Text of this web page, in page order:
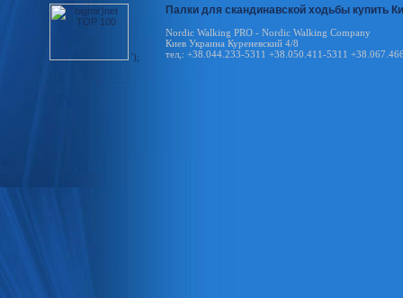
');
Палки для скандинавской ходьбы купить
Nordic Walking PRO - Nordic Walking Company
Киев Украина Куреневский 4/8
тел,: +38.044.233-5311 +38.050.411-5311